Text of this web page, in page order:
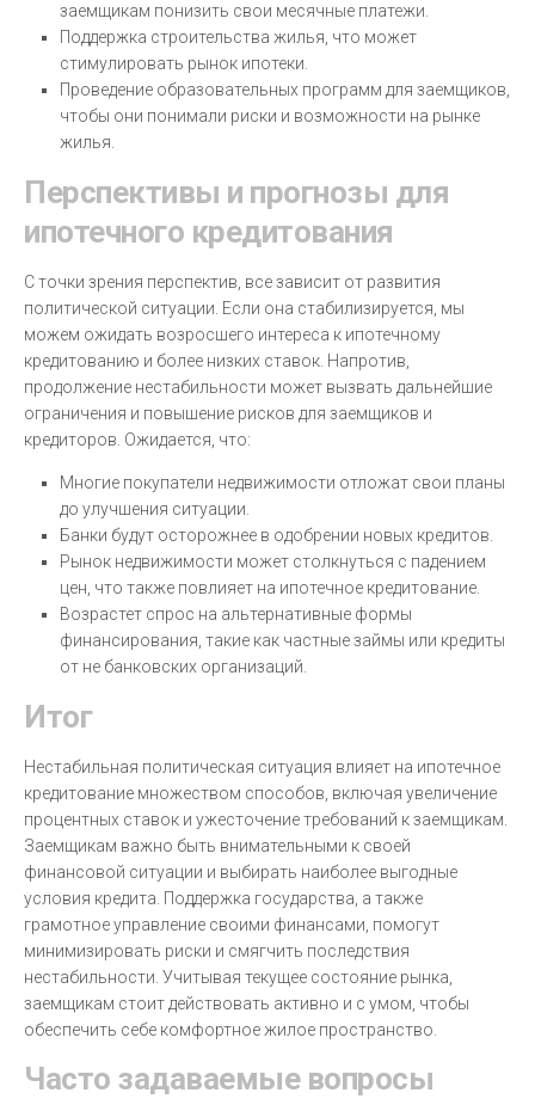
заемщикам понизить свои месячные платежи.
Поддержка строительства жилья, что может
стимулировать рынок ипотеки.
Проведение образовательных программ для заемщиков,
чтобы они понимали риски и возможности на рынке
жилья.
Перспективы и прогнозы для
ипотечного кредитования
С точки зрения перспектив, все зависит от развития
политической ситуации. Если она стабилизируется, мы
можем ожидать возросшего интереса к ипотечному
кредитованию и более низких ставок. Напротив,
продолжение нестабильности может вызвать дальнейшие
ограничения и повышение рисков для заемщиков и
кредиторов. Ожидается, что:
Многие покупатели недвижимости отложат свои планы
до улучшения ситуации.
Банки будут осторожнее в одобрении новых кредитов.
Рынок недвижимости может столкнуться с падением
цен, что также повлияет на ипотечное кредитование.
Возрастет спрос на альтернативные формы
финансирования, такие как частные займы или кредиты
от не банковских организаций.
Итог
Нестабильная политическая ситуация влияет на ипотечное
кредитование множеством способов, включая увеличение
процентных ставок и ужесточение требований к заемщикам.
Заемщикам важно быть внимательными к своей
финансовой ситуации и выбирать наиболее выгодные
условия кредита. Поддержка государства, а также
грамотное управление своими финансами, помогут
минимизировать риски и смягчить последствия
нестабильности. Учитывая текущее состояние рынка,
заемщикам стоит действовать активно и с умом, чтобы
обеспечить себе комфортное жилое пространство.
Часто задаваемые вопросы